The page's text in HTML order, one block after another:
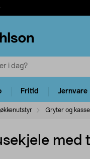
Fritid Jernvare
Gryter og
med